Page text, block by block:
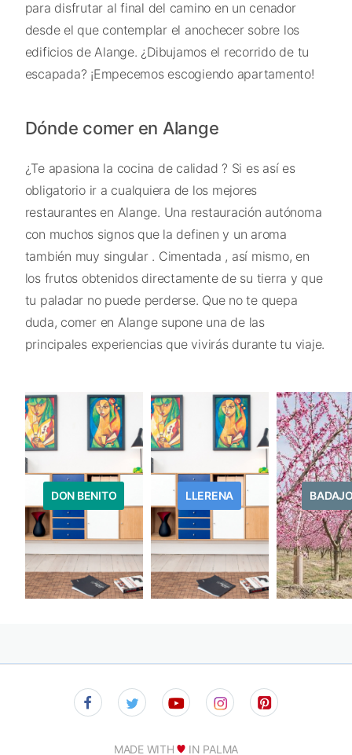
para disfrutar al final del camino en un cenador
desde el que contemplar el anochecer sobre los
edificios de Alange. ¿Dibujamos el recorrido de tu
escapada? ¡Empecemos escogiendo apartamento!
Dónde comer en Alange
¿Te apasiona la cocina de calidad ? Si es así es
obligatorio ir a cualquiera de los mejores
restaurantes en Alange. Una restauración autónoma
con muchos signos que la definen y un aroma
también muy singular . Cimentada , así mismo, en
los frutos obtenidos directamente de su tierra y que
tu paladar no puede perderse. Que no te quepa
duda, comer en Alange supone una de las
principales experiencias que vivirás durante tu viaje.
DON BENITO LLERENA
MADE WITH IN PALMA